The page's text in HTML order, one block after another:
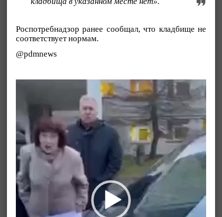
Роспотребнадзор ранее сообщал, что кладбище не
соответствует нормам.
@pdmnews